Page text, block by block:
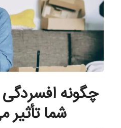
چگونه
شما تأثیر